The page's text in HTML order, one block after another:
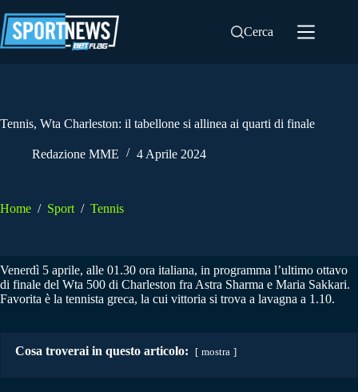
al
contenuto
Cerca
Tennis, Wta Charleston: il tabellone si allinea ai quarti di finale
Redazione MME 4 Aprile 2024
Home / Sport / Tennis
Venerdì 5 aprile, alle 01.30 ora italiana, in programma l’ultimo ottavo
di finale del Wta 500 di Charleston fra Astra Sharma e Maria Sakkari.
Favorita è la tennista greca, la cui vittoria si trova a lavagna a 1.10.
Cosa troverai in questo articolo: mostra